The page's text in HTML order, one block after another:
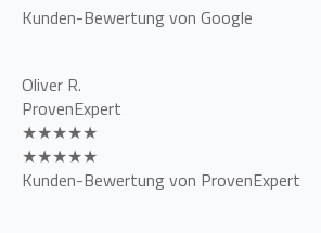
Kunden-Bewertung von Google
Oliver R.
ProvenExpert
★★★★★
★★★★★
Kunden-Bewertung von ProvenExpert